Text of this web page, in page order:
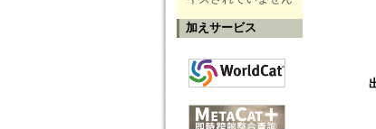
加えサービス